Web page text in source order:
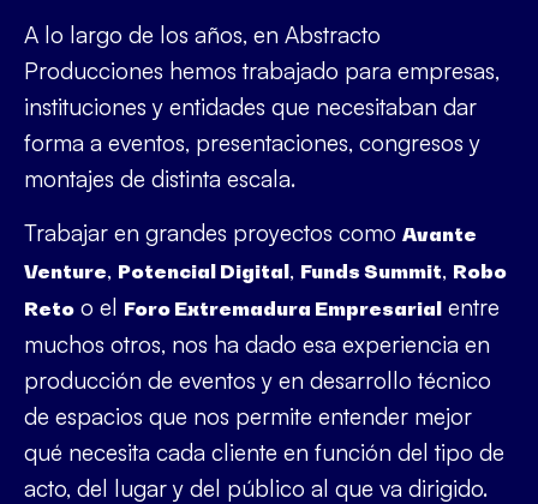
A lo largo de los años, en Abstracto
Producciones hemos trabajado para empresas,
instituciones y entidades que necesitaban dar
forma a eventos, presentaciones, congresos y
montajes de distinta escala.
Trabajar en grandes proyectos como Avante
Venture, Potencial Digital, Funds Summit, Robo
Reto o el Foro Extremadura Empresarial entre
muchos otros, nos ha dado esa experiencia en
producción de eventos y en desarrollo técnico
de espacios que nos permite entender mejor
qué necesita cada cliente en función del tipo de
acto, del lugar y del público al que va dirigido.